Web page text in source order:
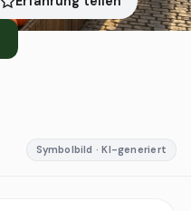
Symbolbild · KI-generiert